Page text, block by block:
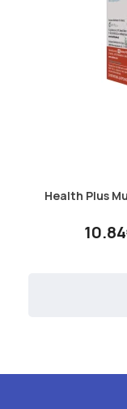
Health Plus